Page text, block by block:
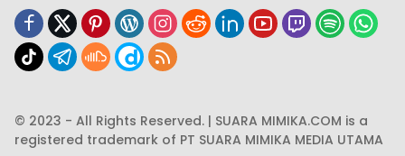
© 2023 - All Rights Reserved. | SUARA MIMIKA.COM is a
registered trademark of PT SUARA MIMIKA MEDIA UTAMA